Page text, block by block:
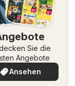
Sie die
Angebote
Ansehen